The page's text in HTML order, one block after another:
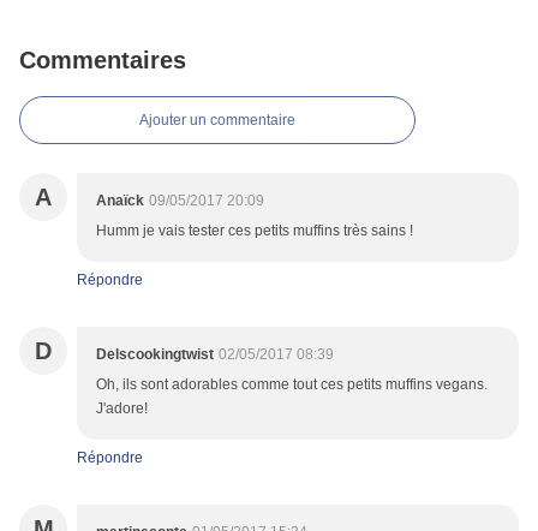
Commentaires
Ajouter un commentaire
A Anaïck 09/05/2017 20:09
Humm je vais tester ces petits muffins très sains !
Répondre
D Delscookingtwist 02/05/2017 08:39
Oh, ils sont adorables comme tout ces petits muffins vegans.
J'adore!
Répondre